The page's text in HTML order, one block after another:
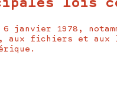
lois
6 janvier 1978,
aux fichiers et aux